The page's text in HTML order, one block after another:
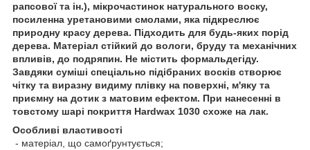
рапсової та ін.), мікрочастинок натурального воску,
посиленна уретановими смолами, яка підкреслює
природну красу дерева. Підходить для будь-яких порід
дерева. Матеріал стійкий до вологи, бруду та механічних
впливів, до подряпин. Не містить формальдегіду.
Завдяки суміші спеціально підібраних восків створює
чітку та виразну видиму плівку на поверхні, м'яку та
приємну на дотик з матовим ефектом. При нанесенні в
товстому шарі покриття Hardwax 1030 схоже на лак.
Особливі властивості
- матеріал, що самоґрунтується;